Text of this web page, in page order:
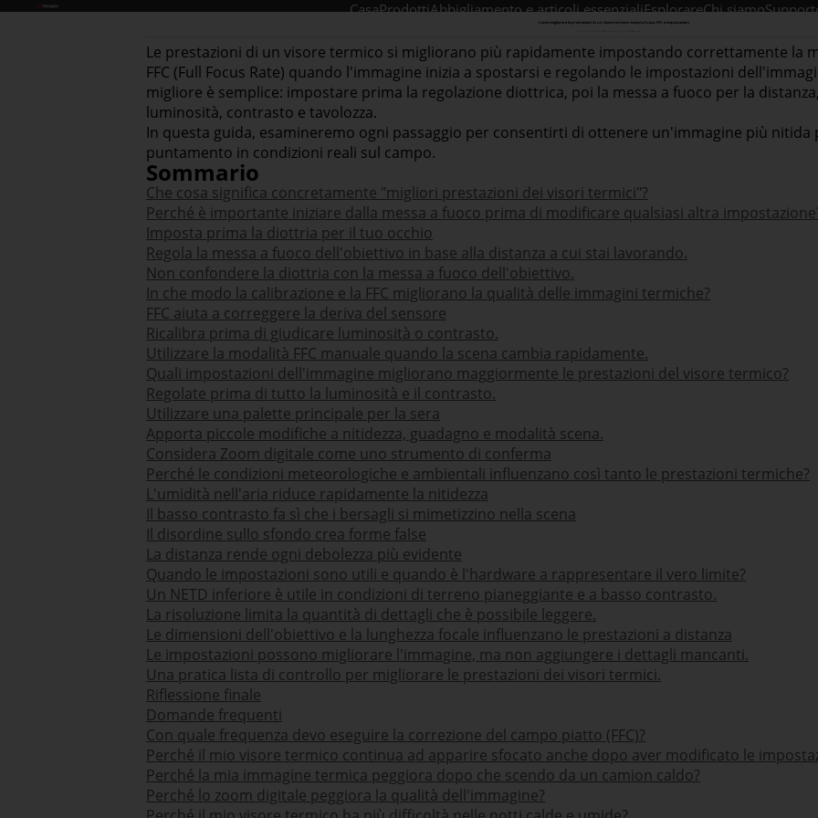
CasaProdottiAbbigliamento e articoli essenzialiEsplorareChi siamo
Come migliorare le prestazioni di un visore termico: messa a fuoco, FFC e impostazioni
Le prestazioni di un visore termico si migliorano più rapidamente impostando correttamente la
FFC (Full Focus Rate) quando l'immagine inizia a spostarsi e regolando le impostazioni
migliore è semplice: impostare prima la regolazione diottrica, poi la messa a fuoco per la
luminosità, contrasto e tavolozza.
In questa guida, esamineremo ogni passaggio per consentirti di ottenere un'immagine più nitida
puntamento in condizioni reali sul campo.
Sommario
Che cosa significa concretamente "migliori prestazioni dei visori termici"?
Perché è importante iniziare dalla messa a fuoco prima di modificare qualsiasi altra
Imposta prima la diottria per il tuo occhio
Regola la messa a fuoco dell'obiettivo in base alla distanza a cui stai lavorando.
Non confondere la diottria con la messa a fuoco dell'obiettivo.
In che modo la calibrazione e la FFC migliorano la qualità delle immagini termiche?
FFC aiuta a correggere la deriva del sensore
Ricalibra prima di giudicare luminosità o contrasto.
Utilizzare la modalità FFC manuale quando la scena cambia rapidamente.
Quali impostazioni dell'immagine migliorano maggiormente le prestazioni del visore termico?
Regolate prima di tutto la luminosità e il contrasto.
Utilizzare una palette principale per la sera
Apporta piccole modifiche a nitidezza, guadagno e modalità scena.
Considera Zoom digitale come uno strumento di conferma
Perché le condizioni meteorologiche e ambientali influenzano così tanto le prestazioni termiche?
L'umidità nell'aria riduce rapidamente la nitidezza
Il basso contrasto fa sì che i bersagli si mimetizzino nella scena
Il disordine sullo sfondo crea forme false
La distanza rende ogni debolezza più evidente
Quando le impostazioni sono utili e quando è l'hardware a rappresentare il vero limite?
Un NETD inferiore è utile in condizioni di terreno pianeggiante e a basso contrasto.
La risoluzione limita la quantità di dettagli che è possibile leggere.
Le dimensioni dell'obiettivo e la lunghezza focale influenzano le prestazioni a distanza
Le impostazioni possono migliorare l'immagine, ma non aggiungere i dettagli mancanti.
Una pratica lista di controllo per migliorare le prestazioni dei visori termici.
Riflessione finale
Domande frequenti
Con quale frequenza devo eseguire la correzione del campo piatto (FFC)?
Perché il mio visore termico continua ad apparire sfocato anche dopo aver modificato le
Perché la mia immagine termica peggiora dopo che scendo da un camion caldo?
Perché lo zoom digitale peggiora la qualità dell'immagine?